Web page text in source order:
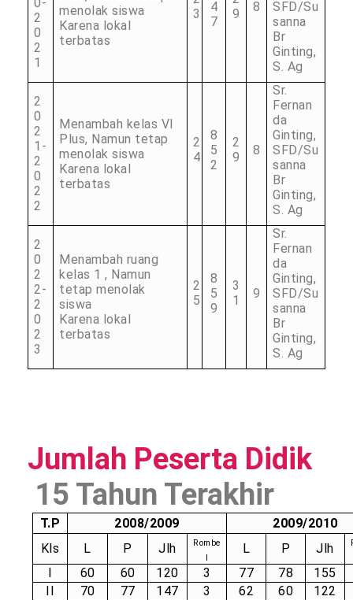
2
0
2
1
menolak siswa
Karena lokal
terbatas
3
4
7
9
8
SFD/Su
sanna
Br
Ginting,
S. Ag
2
0
2
1-
2
0
2
2
Menambah kelas VI
Plus, Namun tetap
menolak siswa
Karena lokal
terbatas
2
4
8
5
2
2
9
8
Sr.
Fernan
da
Ginting,
SFD/Su
sanna
Br
Ginting,
S. Ag
2
0
2
2-
2
0
2
3
Menambah ruang
kelas 1 , Namun
tetap menolak
siswa
Karena lokal
terbatas
2
5
8
5
9
3
1
9
Sr.
Fernan
da
Ginting,
SFD/Su
sanna
Br
Ginting,
S. Ag
Jumlah Peserta Didik
15 Tahun Terakhir
T.P 2008/2009
2009/2010
Kls
L P Jlh
Rombe
L P Jlh
60 60 120 3 77 78
155
70 77 147 3 62 60
122